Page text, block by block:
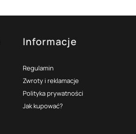
Informacje
Regulamin
Zwroty i reklamacje
Polityka prywatności
Jak kupować?